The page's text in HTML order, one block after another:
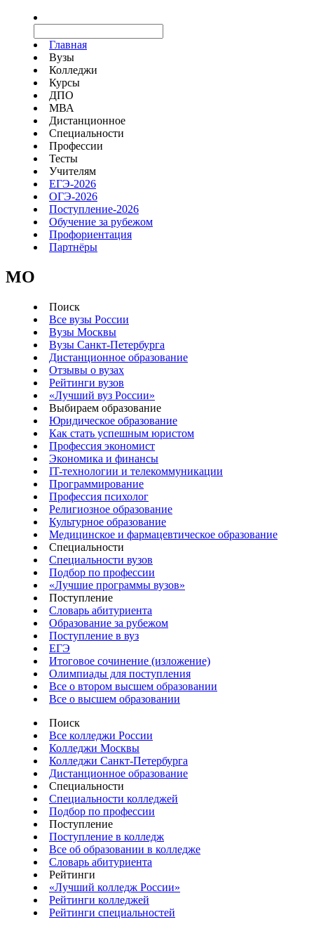
Главная
Вузы
Колледжи
Курсы
ДПО
МВА
Дистанционное
Специальности
Профессии
Тесты
Учителям
ЕГЭ-2026
ОГЭ-2026
Поступление-2026
Обучение за рубежом
Профориентация
Партнёры
MO
Поиск
Все вузы России
Вузы Москвы
Вузы Санкт-Петербурга
Дистанционное образование
Отзывы о вузах
Рейтинги вузов
«Лучший вуз России»
Выбираем образование
Юридическое образование
Как стать успешным юристом
Профессия экономист
Экономика и финансы
IT-технологии и телекоммуникации
Программирование
Профессия психолог
Религиозное образование
Культурное образование
Медицинское и фармацевтическое образование
Специальности
Специальности вузов
Подбор по профессии
«Лучшие программы вузов»
Поступление
Словарь абитуриента
Образование за рубежом
Поступление в вуз
ЕГЭ
Итоговое сочинение (изложение)
Олимпиады для поступления
Все о втором высшем образовании
Все о высшем образовании
Поиск
Все колледжи России
Колледжи Москвы
Колледжи Санкт-Петербурга
Дистанционное образование
Специальности
Специальности колледжей
Подбор по профессии
Поступление
Поступление в колледж
Все об образовании в колледже
Словарь абитуриента
Рейтинги
«Лучший колледж России»
Рейтинги колледжей
Рейтинги специальностей